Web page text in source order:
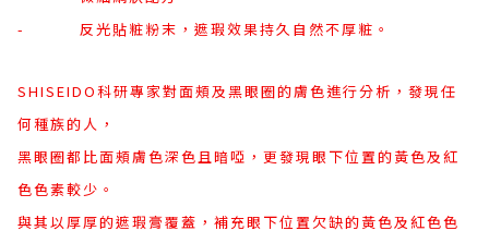
- 反光貼粧粉末，遮瑕效果持久自然不厚粧。
SHISEIDO科研專家對面頰及黑眼圈的膚色進行分析，發現任
何種族的人，
黑眼圈都比面頰膚色深色且暗啞，更發現眼下位置的黃色及紅
色色素較少。
與其以厚厚的遮瑕膏覆蓋，補充眼下位置欠缺的黃色及紅色色